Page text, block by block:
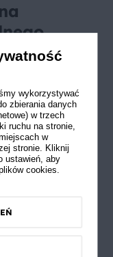
To jedno z
na patelnię.
być mniej
na burgery
wykorzystywać
zbierania danych
w trzech
ruchu na stronie,
w
stronie. Kliknij
ustawień, aby
cookies.